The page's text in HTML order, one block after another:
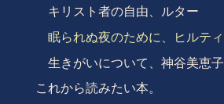
キリスト者の自由、ルター
眠られぬ夜のために、ヒルティ
生きがいについて、神谷美恵子
これから読みたい本。